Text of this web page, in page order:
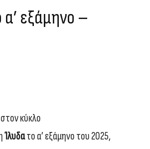
εξάμηνο –
στον κύκλο
Ίλυδατο α’ εξάμηνο του 2025,